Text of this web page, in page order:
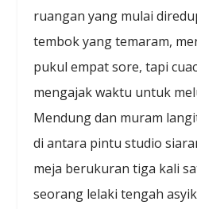
ruangan yang mulai
tembok yang temaram,
pukul empat sore, tapi
mengajak waktu untuk
Mendung dan muram
di antara pintu studio
meja berukuran tiga kali
seorang lelaki tengah